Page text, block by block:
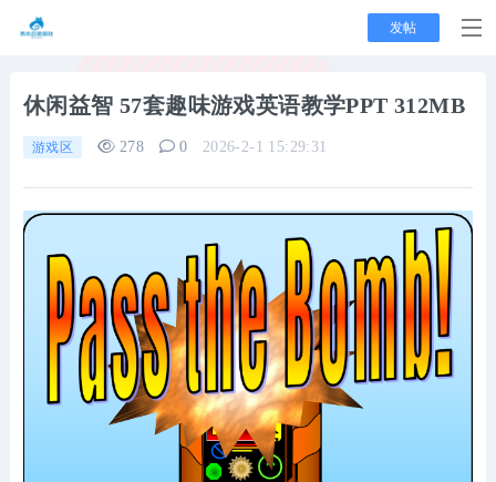
发帖
休闲益智 57套趣味游戏英语教学PPT 312MB
游戏区 278 0 2026-2-1 15:29:31